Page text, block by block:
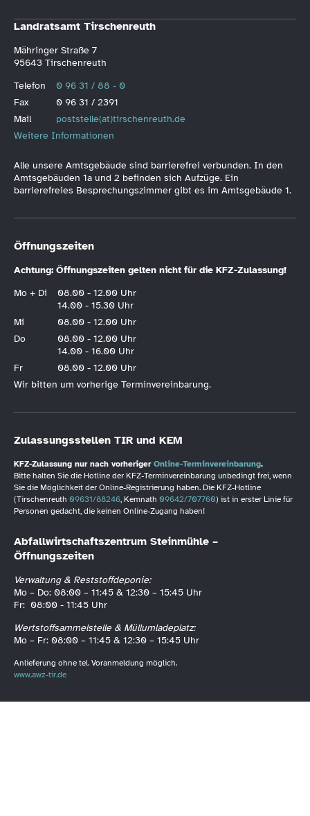
Landratsamt Tirschenreuth
Mähringer Straße 7
95643 Tirschenreuth
Telefon
0 96 31 / 88 - 0
Fax
0 96 31 / 2391
Mail
poststelle(at)tirschenreuth.de
Weitere Informationen
Alle unsere Amtsgebäude sind barrierefrei verbunden. In den
Amtsgebäuden 1a und 2 befinden sich Aufzüge. Ein
barrierefreies Besprechungszimmer gibt es im Amtsgebäude 1.
Öffnungszeiten
Achtung: Öffnungszeiten gelten nicht für die KFZ-Zulassung!
Mo + Di
08.00 - 12.00 Uhr
14.00 - 15.30 Uhr
Mi
08.00 - 12.00 Uhr
Do
08.00 - 12.00 Uhr
14.00 - 16.00 Uhr
Fr
08.00 - 12.00 Uhr
Wir bitten um vorherige Terminvereinbarung.
Zulassungsstellen TIR und KEM
KFZ-Zulassung nur nach vorheriger Online-Terminvereinbarung.
Bitte halten Sie die Hotline der KFZ-Terminvereinbarung unbedingt frei, wenn
Sie die Möglichkeit der Online-Registrierung haben. Die KFZ-Hotline
(Tirschenreuth 09631/88246, Kemnath 09642/707760) ist in erster Linie für
Personen gedacht, die keinen Online-Zugang haben!
Abfallwirtschaftszentrum Steinmühle –
Öffnungszeiten
Verwaltung & Reststoffdeponie:
Mo – Do: 08:00 – 11:45 & 12:30 – 15:45 Uhr
Fr: 08:00 - 11:45 Uhr
Wertstoffsammelstelle & Müllumladeplatz:
Mo – Fr: 08:00 – 11:45 & 12:30 – 15:45 Uhr
Anlieferung ohne tel. Voranmeldung möglich.
www.awz-tir.de